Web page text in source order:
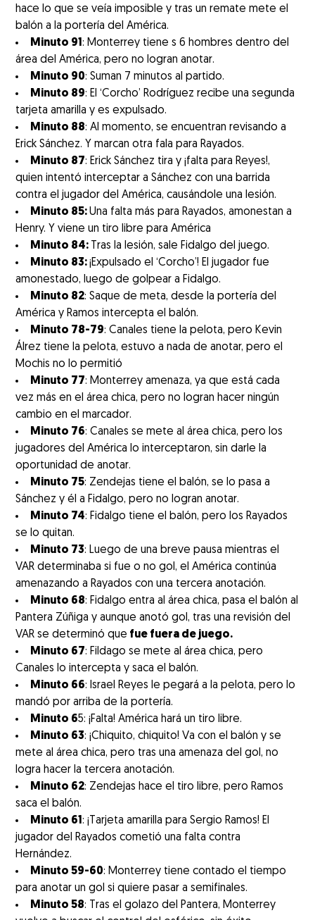
hace lo que se veía imposible y tras un remate mete el
balón a la portería del América.
Minuto 91: Monterrey tiene s 6 hombres dentro del
área del América, pero no logran anotar.
Minuto 90: Suman 7 minutos al partido.
Minuto 89: El ‘Corcho’ Rodríguez recibe una segunda
tarjeta amarilla y es expulsado.
Minuto 88: Al momento, se encuentran revisando a
Erick Sánchez. Y marcan otra fala para Rayados.
Minuto 87: Erick Sánchez tira y ¡falta para Reyes!,
quien intentó interceptar a Sánchez con una barrida
contra el jugador del América, causándole una lesión.
Minuto 85:Una falta más para Rayados, amonestan a
Henry. Y viene un tiro libre para América
Minuto 84:
Tras la lesión, sale Fidalgo del juego.
Minuto 83:¡Expulsado el ‘Corcho’! El jugador fue
amonestado, luego de golpear a Fidalgo.
Minuto 82: Saque de meta, desde la portería del
América y Ramos intercepta el balón.
Minuto 78-79: Canales tiene la pelota, pero Kevin
Álrez tiene la pelota, estuvo a nada de anotar, pero el
Mochis no lo permitió
Minuto 77: Monterrey amenaza, ya que está cada
vez más en el área chica, pero no logran hacer ningún
cambio en el marcador.
Minuto 76: Canales se mete al área chica, pero los
jugadores del América lo interceptaron, sin darle la
oportunidad de anotar.
Minuto 75: Zendejas tiene el balón, se lo pasa a
Sánchez y él a Fidalgo, pero no logran anotar.
Minuto 74: Fidalgo tiene el balón, pero los Rayados
se lo quitan.
Minuto 73: Luego de una breve pausa mientras el
VAR determinaba si fue o no gol, el América continúa
amenazando a Rayados con una tercera anotación.
Minuto 68: Fidalgo entra al área chica, pasa el balón al
Pantera Zúñiga y aunque anotó gol, tras una revisión del
VAR se determinó que fue fuera de juego.
Minuto 67: Fildago se mete al área chica, pero
Canales lo intercepta y saca el balón.
Minuto 66: Israel Reyes le pegará a la pelota, pero lo
mandó por arriba de la portería.
Minuto 65: ¡Falta! América hará un tiro libre.
Minuto 63: ¡Chiquito, chiquito! Va con el balón y se
mete al área chica, pero tras una amenaza del gol, no
logra hacer la tercera anotación.
Minuto 62: Zendejas hace el tiro libre, pero Ramos
saca el balón.
Minuto 61: ¡Tarjeta amarilla para Sergio Ramos! El
jugador del Rayados cometió una falta contra
Hernández.
Minuto 59-60: Monterrey tiene contado el tiempo
para anotar un gol si quiere pasar a semifinales.
Minuto 58: Tras el golazo del Pantera, Monterrey